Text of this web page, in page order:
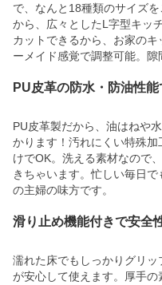
で、なんと18種類のサイズ
から、広々としたL字型キッ
カットできるから、お家の
ーメイド感覚で調整可能。隙
PU皮革の防水・防油性
PU皮革製だから、油はねや
かります！汚れにくい特殊
けでOK。洗える素材なので
きちゃいます。忙しい毎日
の主婦の味方です。
滑り止め機能付きで安全
濡れた床でもしっかりグリ
が安心して使えます。厚手